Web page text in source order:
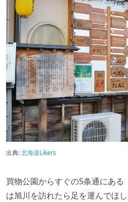
出典:北海道Likers
買物公園からすぐの5条通にある
は旭川を訪れたら足を運んでほ